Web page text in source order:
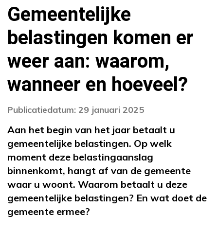
Gemeentelijke
belastingen komen er
weer aan: waarom,
wanneer en hoeveel?
Publicatiedatum: 29 januari 2025
Aan het begin van het jaar betaalt u
gemeentelijke belastingen. Op welk
moment deze belastingaanslag
binnenkomt, hangt af van de gemeente
waar u woont. Waarom betaalt u deze
gemeentelijke belastingen? En wat doet de
gemeente ermee?